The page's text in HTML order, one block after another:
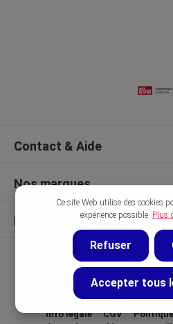
Contact & Aide
Nos marques
Découvrir
Info légale CGV
Ce site Web utilise des cookies
expérience possible. Plus
Refuser
Accepter tous